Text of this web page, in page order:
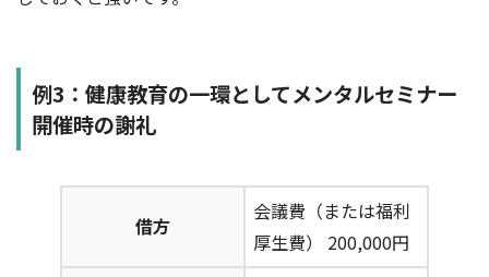
例3：健康教育の一環としてメンタルセミナー
開催時の謝礼
借方
会議費（または福利
厚生費） 200,000円